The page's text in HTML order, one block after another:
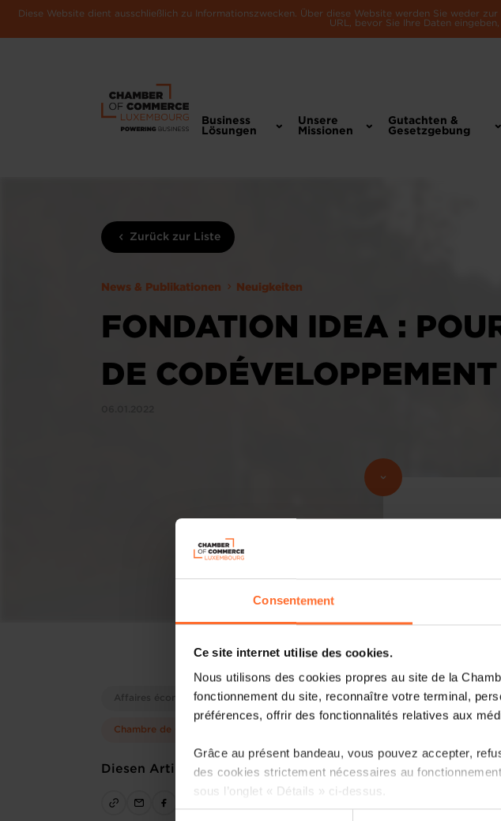
Consentement
Ce site internet utilise des cookies.
Nous utilisons des cookies propres au site de la
fonctionnement du site, reconnaître votre terminal,
préférences, offrir des fonctionnalités relatives aux
Grâce au présent bandeau, vous pouvez accepter,
des cookies strictement nécessaires au
sous l’onglet « Détails » ci-dessus.
Diese Website dient ausschließlich zu Informationszwecken. Über diese Website werden Sie weder
URL, bevor Sie Ihre Daten
Business
Lösungen
Unsere
Missionen
Gutachten &
Gesetzgebung
Zurück zur Liste
News & Publikationen Neuigkeiten
FONDATION IDEA :
DE
Affaires économiques
Chambre de Commerce
Diesen Artikel teilen